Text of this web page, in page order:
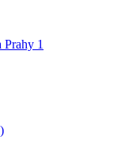
Prahy 1